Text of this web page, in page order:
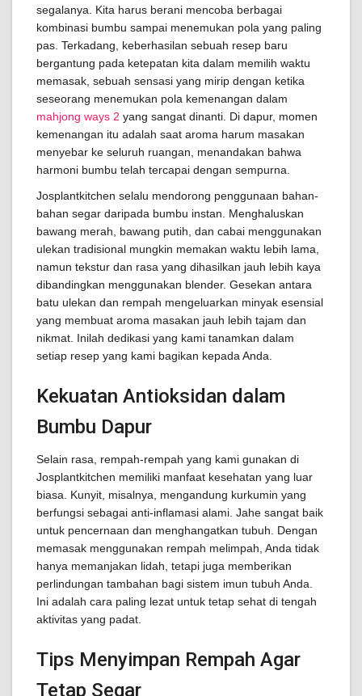
segalanya. Kita harus berani mencoba berbagai
kombinasi bumbu sampai menemukan pola yang paling
pas. Terkadang, keberhasilan sebuah resep baru
bergantung pada ketepatan kita dalam memilih waktu
memasak, sebuah sensasi yang mirip dengan ketika
seseorang menemukan pola kemenangan dalam
mahjong ways 2 yang sangat dinanti. Di dapur, momen
kemenangan itu adalah saat aroma harum masakan
menyebar ke seluruh ruangan, menandakan bahwa
harmoni bumbu telah tercapai dengan sempurna.
Josplantkitchen selalu mendorong penggunaan bahan-
bahan segar daripada bumbu instan. Menghaluskan
bawang merah, bawang putih, dan cabai menggunakan
ulekan tradisional mungkin memakan waktu lebih lama,
namun tekstur dan rasa yang dihasilkan jauh lebih kaya
dibandingkan menggunakan blender. Gesekan antara
batu ulekan dan rempah mengeluarkan minyak esensial
yang membuat aroma masakan jauh lebih tajam dan
nikmat. Inilah dedikasi yang kami tanamkan dalam
setiap resep yang kami bagikan kepada Anda.
Kekuatan Antioksidan dalam
Bumbu Dapur
Selain rasa, rempah-rempah yang kami gunakan di
Josplantkitchen memiliki manfaat kesehatan yang luar
biasa. Kunyit, misalnya, mengandung kurkumin yang
berfungsi sebagai anti-inflamasi alami. Jahe sangat baik
untuk pencernaan dan menghangatkan tubuh. Dengan
memasak menggunakan rempah melimpah, Anda tidak
hanya memanjakan lidah, tetapi juga memberikan
perlindungan tambahan bagi sistem imun tubuh Anda.
Ini adalah cara paling lezat untuk tetap sehat di tengah
aktivitas yang padat.
Tips Menyimpan Rempah Agar
Tetap Segar